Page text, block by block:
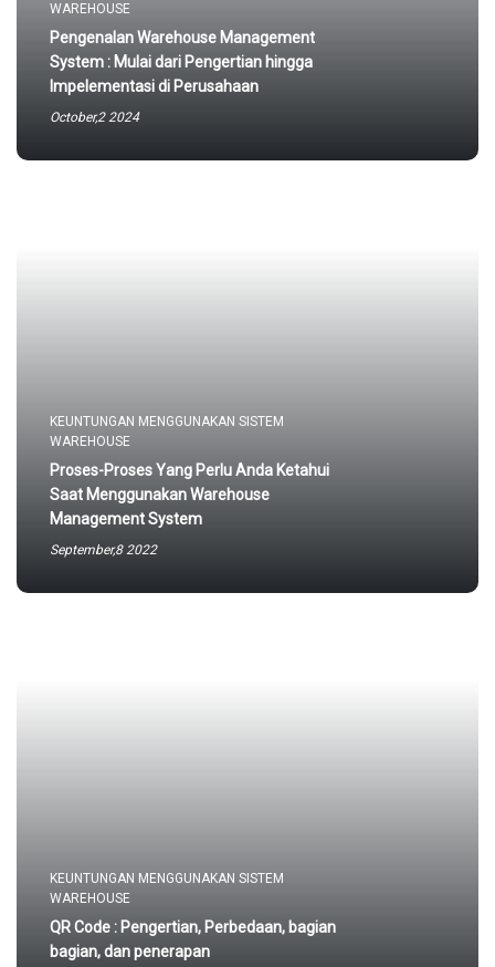
WAREHOUSE
Pengenalan Warehouse Management
System : Mulai dari Pengertian hingga
Impelementasi di Perusahaan
October,2 2024
KEUNTUNGAN MENGGUNAKAN SISTEM
WAREHOUSE
Proses-Proses Yang Perlu Anda Ketahui
Saat Menggunakan Warehouse
Management System
September,8 2022
KEUNTUNGAN MENGGUNAKAN SISTEM
WAREHOUSE
QR Code : Pengertian, Perbedaan, bagian
bagian, dan penerapan